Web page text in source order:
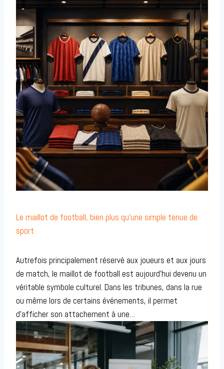
Le maillot de football, bien plus qu’une simple tenue de
sport
Autrefois principalement réservé aux joueurs et aux jours
de match, le maillot de football est aujourd’hui devenu un
véritable symbole culturel. Dans les tribunes, dans la rue
ou même lors de certains événements, il permet
d’afficher son attachement à une…